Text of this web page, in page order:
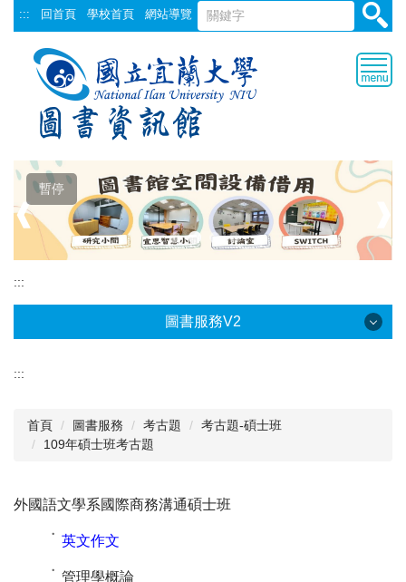
跳
到
::: 回首頁 學校首頁 網站導覽
暫停
❰
:::
圖書服務V2
閱讀與推廣
:::
首頁 圖書服務 考古題
考古題-碩士班
109年碩士班考古題
外國語文學系國際商務溝通碩士班
˙ 英文作文
˙ 管理學概論